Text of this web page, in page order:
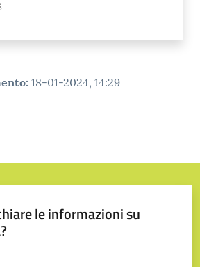
: 18-01-2024, 14:29
le informazioni su